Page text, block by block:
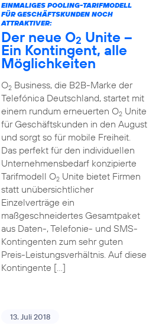
EINMALIGES POOLING-TARIFMODELL
FÜR GESCHÄFTSKUNDEN NOCH
ATTRAKTIVER:
Der neue O2 Unite –
Ein Kontingent, alle
Möglichkeiten
O2Business, die B2B-Marke der
Telefónica Deutschland, startet mit
einem rundum erneuerten O2Unite
für Geschäftskunden in den August
und sorgt so für mobile Freiheit.
Das perfekt für den individuellen
Unternehmensbedarf konzipierte
Tarifmodell O2Unite bietet Firmen
statt unübersichtlicher
Einzelverträge ein
maßgeschneidertes Gesamtpaket
aus Daten-, Telefonie- und SMS-
Kontingenten zum sehr guten
Preis-Leistungsverhältnis. Auf diese
Kontingente […]
13. Juli 2018